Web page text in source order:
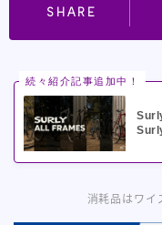
SHARE
続々紹介記事追加中！
消耗品はワイ